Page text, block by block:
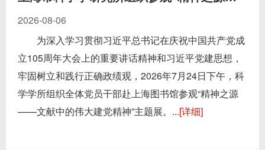
2026-08-06
为深入学习贯彻习近平总书记在庆祝中国共产党成
立105周年大会上的重要讲话精神和习近平党建思想，
牢固树立和践行正确政绩观，2026年7月24日下午，科
学学所组织全体党员干部赴上海图书馆参观“精神之源
——文献中的伟大建党精神”主题展。...[详细]